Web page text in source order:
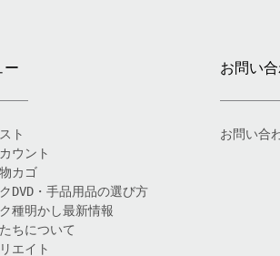
ー
ト
ウント
カゴ
DVD・手品用品の選び方
種明かし最新情報
ちについて
エイト
お問い
お問い合